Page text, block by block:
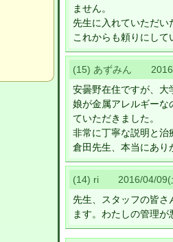
ません。
先生に入れていただい
これからも頼りにして
(15) あずみん
安曇野在住ですが、大
娘が金属アレルギーな
ていただきました。
非常に丁寧な説明と治
倉田先生、本当にあり
(14) ri 2016/04/09(
先生、スタッフの皆さ
ます。わたしの管理